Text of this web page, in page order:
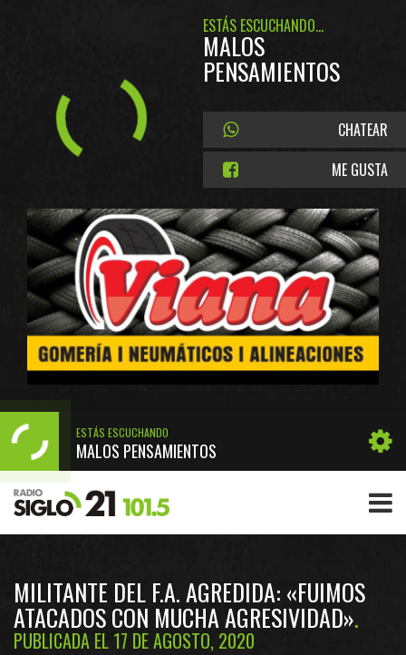
ESTÁS ESCUCHANDO...
MALOS
PENSAMIENTOS
CHATEAR
ME GUSTA
ESTÁS ESCUCHANDO
MALOS PENSAMIENTOS
MILITANTE DEL F.A. AGREDIDA: «FUIMOS
ATACADOS CON MUCHA AGRESIVIDAD»
PUBLICADA EL 17 DE AGOSTO, 2020